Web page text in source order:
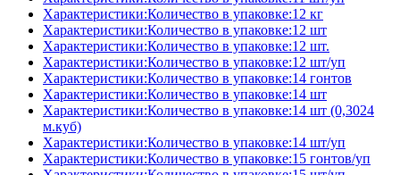
Характеристики:Количество в упаковке:12 кг
Характеристики:Количество в упаковке:12 шт
Характеристики:Количество в упаковке:12 шт.
Характеристики:Количество в упаковке:12 шт/уп
Характеристики:Количество в упаковке:14 гонтов
Характеристики:Количество в упаковке:14 шт
Характеристики:Количество в упаковке:14 шт (0,3024
м.куб)
Характеристики:Количество в упаковке:14 шт/уп
Характеристики:Количество в упаковке:15 гонтов/уп